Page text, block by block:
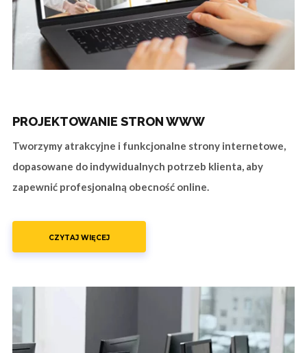
PROJEKTOWANIE STRON WWW
Tworzymy atrakcyjne i funkcjonalne strony internetowe,
dopasowane do indywidualnych potrzeb klienta, aby
zapewnić profesjonalną obecność online.
CZYTAJ WIĘCEJ